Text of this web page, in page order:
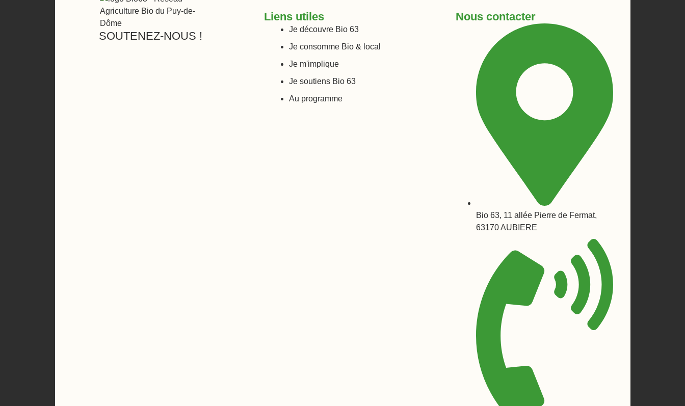
SOUTENEZ-NOUS !
Liens utiles
Je découvre Bio 63
Je consomme Bio & local
Je m'implique
Je soutiens Bio 63
Au programme
Nous contacter
Bio 63, 11 allée Pierre de Fermat,
63170 AUBIERE